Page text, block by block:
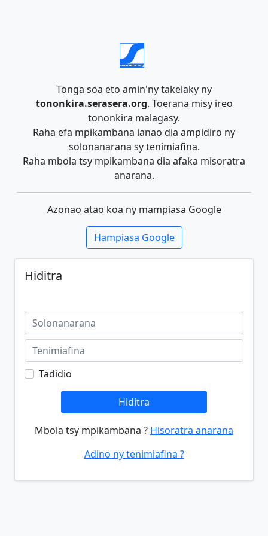
Tonga soa eto amin'ny takelaky ny
tononkira.serasera.org. Toerana misy ireo
tononkira malagasy.
Raha efa mpikambana ianao dia ampidiro ny
solonanarana sy tenimiafina.
Raha mbola tsy mpikambana dia afaka misoratra
anarana.
Azonao atao koa ny mampiasa Google
Hampiasa Google
Hiditra
Tadidio
Hiditra
Mbola tsy mpikambana ? Hisoratra anarana
Adino ny tenimiafina ?